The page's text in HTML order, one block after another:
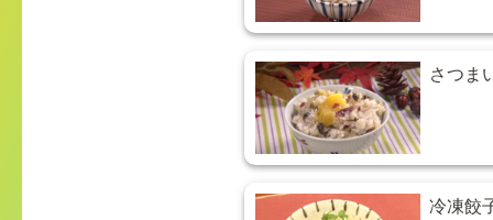
さつま
冷凍餃